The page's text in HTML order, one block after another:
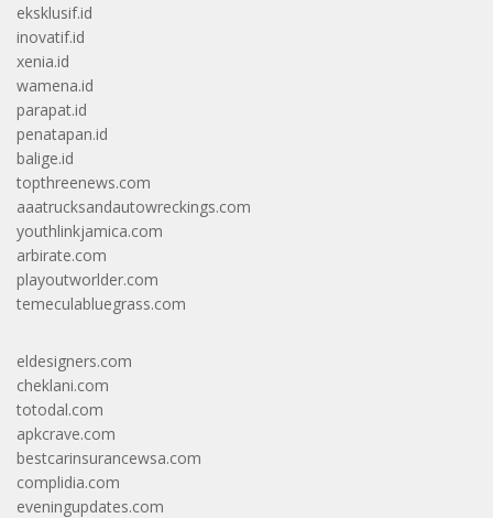
eksklusif.id
inovatif.id
xenia.id
wamena.id
parapat.id
penatapan.id
balige.id
topthreenews.com
aaatrucksandautowreckings.com
youthlinkjamica.com
arbirate.com
playoutworlder.com
temeculabluegrass.com
eldesigners.com
cheklani.com
totodal.com
apkcrave.com
bestcarinsurancewsa.com
complidia.com
eveningupdates.com